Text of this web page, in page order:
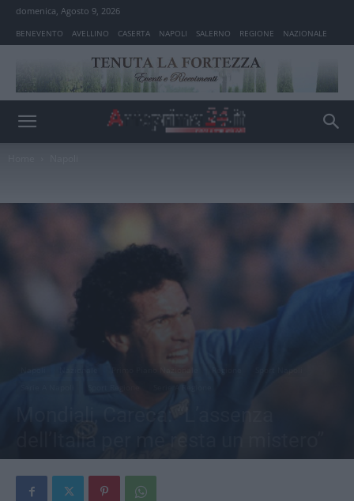
domenica, Agosto 9, 2026
BENEVENTO AVELLINO CASERTA NAPOLI SALERNO REGIONE NAZIONALE